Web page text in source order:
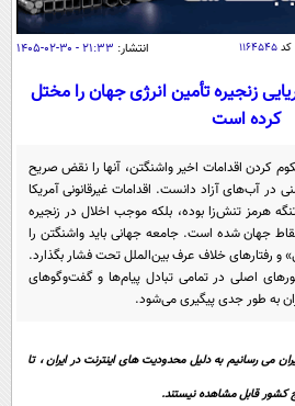
سیاسی
اقتصاد
خودرو
جامعه
اجتماعی
حوادث
سلامت
یک برش دانایی
محیط زیست
ورزشی
بین الملل
سیاست خارجی
فرهنگ و هنر
علم و دانش
فناوری و It
علمی
قرآن
گوناگون
کد۱۱۶۴۵۴۵ انتشار: ۲۱:۳۳ - ۳۰-۰۲-۱۴۰۵
زنجیره تأمین انرژی جهان را مختل
کرده است
کردن اقدامات اخیر واشنگتن، آنها را نقض صریح
در آب‌های آزاد دانست. اقدامات غیرقانونی آمریکا
هرمز تنش‌زا بوده، بلکه موجب اخلال در زنجیره
جهان شده است. جامعه جهانی باید واشنگتن را
و رفتار‌های خلاف عرف بین‌الملل تحت فشار بگذارد.
اصلی در تمامی تبادل پیام‌ها و گفت‌و‌گو‌های
به طور جدی پیگیری می‌شود.
می رسانیم به دلیل محدودیت های اینترنت در ایران ، تا
قابل مشاهده نیستند.